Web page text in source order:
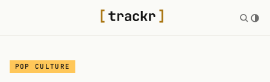
POP CULTURE